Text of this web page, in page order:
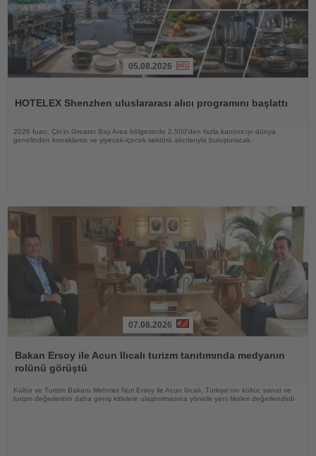
05.08.2026
HOTELEX Shenzhen uluslararası alıcı programını başlattı
2026 fuarı, Çin'in Greater Bay Area bölgesinde 2.500'den fazla katılımcıyı dünya
genelinden konaklama ve yiyecek-içecek sektörü alıcılarıyla buluşturacak
Oku
07.08.2026
Bakan Ersoy ile Acun Ilıcalı turizm tanıtımında medyanın
rolünü görüştü
Kültür ve Turizm Bakanı Mehmet Nuri Ersoy ile Acun Ilıcalı, Türkiye’nin kültür, sanat ve
turizm değerlerinin daha geniş kitlelere ulaştırılmasına yönelik yeni fikirleri değerlendirdi